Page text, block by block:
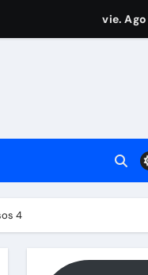
Medina y revela lo
vie.
4